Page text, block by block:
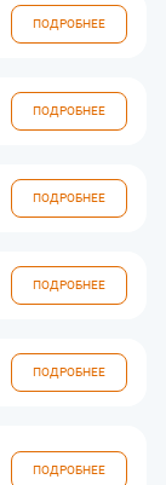
ПОДРОБНЕЕ
ПОДРОБНЕЕ
ПОДРОБНЕЕ
ПОДРОБНЕЕ
ПОДРОБНЕЕ
ПОДРОБНЕЕ